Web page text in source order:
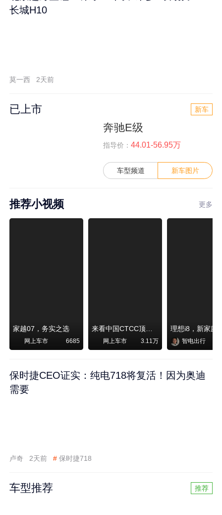
长城H10
莫一西 2天前
已上市 新车
奔驰E级
指导价： 44.01-56.95万
车型频道 新车图片
推荐小视频 更多
家越07，务实之选
网上车市 6685 网上车市 3.11万 智电出行
保时捷CEO证实：纯电718将复活！因为奥迪
需要
卢奇 2天前 # 保时捷718
车型推荐 推荐